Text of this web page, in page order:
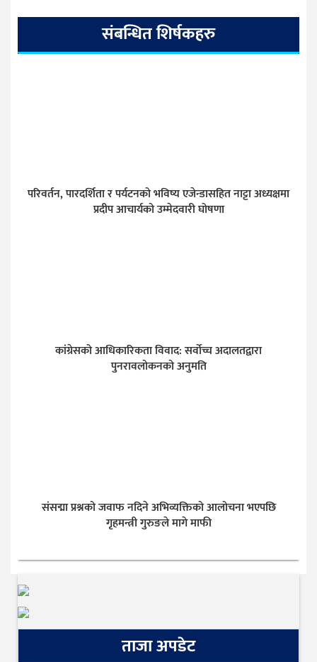
संबन्धित शिर्षकहरु
परिवर्तन, पारदर्शिता र पर्यटनको भविष्य एजेन्डासहित नाट्टा अध्यक्षमा
प्रदीप आचार्यको उम्मेदवारी घोषणा
कांग्रेसको आधिकारिकता विवाद: सर्वोच्च अदालतद्वारा
पुनरावलोकनको अनुमति
संसद्मा प्रश्नको जवाफ नदिने अभिव्यक्तिको आलोचना भएपछि
गृहमन्त्री गुरुङले मागे माफी
ताजा अपडेट